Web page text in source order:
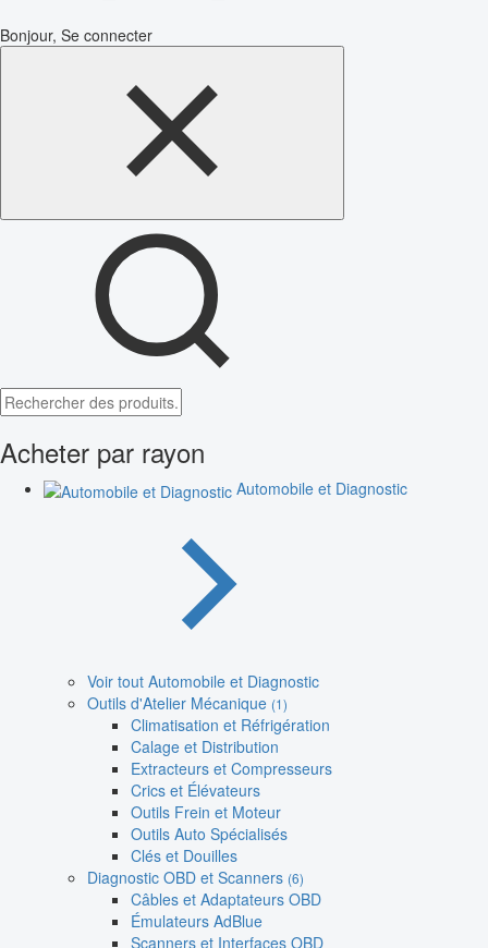
Bonjour, Se connecter
Acheter par rayon
Automobile et Diagnostic
Voir tout Automobile et Diagnostic
Outils d'Atelier Mécanique (1)
Climatisation et Réfrigération
Calage et Distribution
Extracteurs et Compresseurs
Crics et Élévateurs
Outils Frein et Moteur
Outils Auto Spécialisés
Clés et Douilles
Diagnostic OBD et Scanners (6)
Câbles et Adaptateurs OBD
Émulateurs AdBlue
Scanners et Interfaces OBD